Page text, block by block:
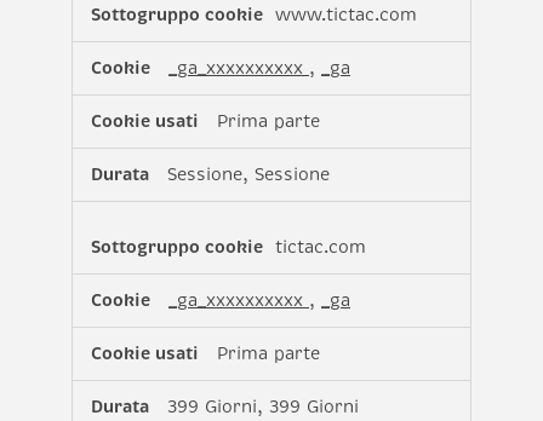
per
misurazione
prestazioni
www.tictac.com
_ga_xxxxxxxxxx , _ga
Prima parte
Sessione, Sessione
tictac.com
_ga_xxxxxxxxxx , _ga
Prima parte
399 Giorni, 399 Giorni